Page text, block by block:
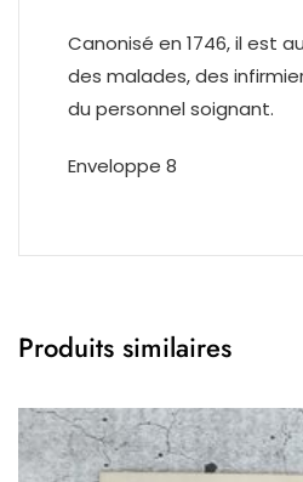
Canonisé en 1746, il est
des malades, des
du personnel soignant.
Enveloppe 8
Produits similaires